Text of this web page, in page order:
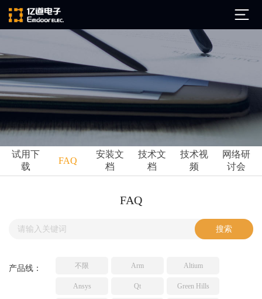
公司简介
发展历程
企业文化
ARM
Ansys
TESSY
亿道动态
市场活动
技术文档
网络研讨会
试用下
载
FAQ
安装文
档
技术文
档
技术视
频
网络研
讨会
FAQ
产品线： 不限 Arm Altium
Ansys Qt Green Hills